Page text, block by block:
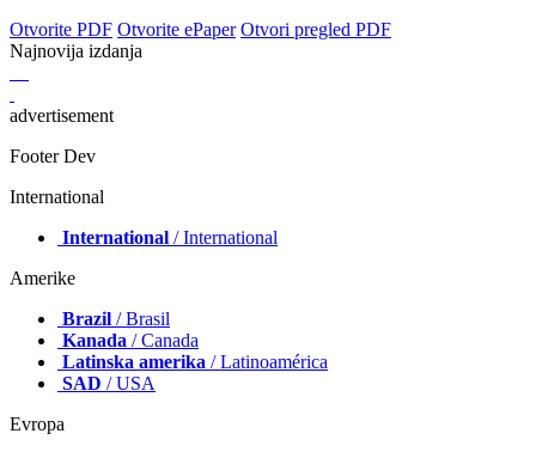
Otvorite PDF Otvorite ePaper Otvori pregled PDF
Najnovija izdanja
advertisement
Footer Dev
International
International / International
Amerike
Brazil / Brasil
Kanada / Canada
Latinska amerika / Latinoamérica
SAD / USA
Evropa